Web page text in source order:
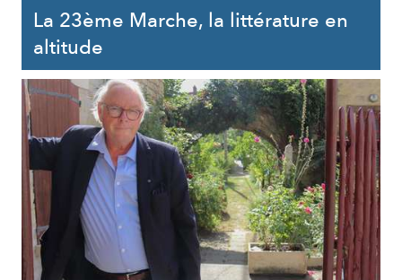
La 23ème Marche, la littérature en
altitude